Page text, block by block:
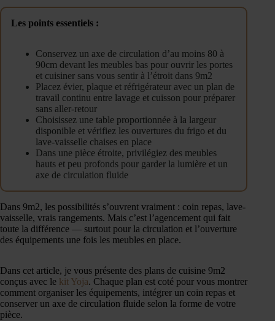
Les points essentiels :
Conservez un axe de circulation d’au moins 80 à
90cm devant les meubles bas pour ouvrir les portes
et cuisiner sans vous sentir à l’étroit dans 9m2
Placez évier, plaque et réfrigérateur avec un plan de
travail continu entre lavage et cuisson pour préparer
sans aller-retour
Choisissez une table proportionnée à la largeur
disponible et vérifiez les ouvertures du frigo et du
lave-vaisselle chaises en place
Dans une pièce étroite, privilégiez des meubles
hauts et peu profonds pour garder la lumière et un
axe de circulation fluide
Dans 9m2, les possibilités s’ouvrent vraiment : coin repas, lave-
vaisselle, vrais rangements. Mais c’est l’agencement qui fait
toute la différence — surtout pour la circulation et l’ouverture
des équipements une fois les meubles en place.
Dans cet article, je vous présente des plans de cuisine 9m2
conçus avec le kit Yoja. Chaque plan est coté pour vous montrer
comment organiser les équipements, intégrer un coin repas et
conserver un axe de circulation fluide selon la forme de votre
pièce.